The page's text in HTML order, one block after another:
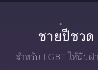
ชายปีชว
สำหรับ LGBT ให้นับ